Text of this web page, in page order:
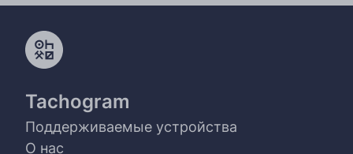
Tachogram
Поддерживаемые устройства
О нас